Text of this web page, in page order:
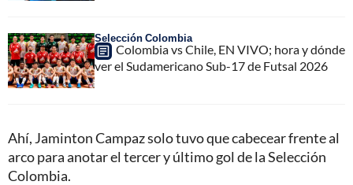
Selección Colombia
Colombia vs Chile, EN VIVO; hora y dónde
ver el Sudamericano Sub-17 de Futsal 2026
Ahí, Jaminton Campaz solo tuvo que cabecear frente al
arco para anotar el tercer y último gol de la Selección
Colombia.